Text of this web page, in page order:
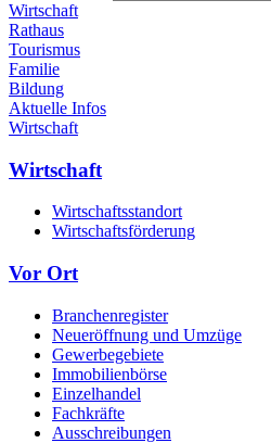
Wirtschaft
Rathaus
Tourismus
Familie
Bildung
Aktuelle Infos
Wirtschaft
Wirtschaft
Wirtschaftsstandort
Wirtschaftsförderung
Vor Ort
Branchenregister
Neueröffnung und Umzüge
Gewerbegebiete
Immobilienbörse
Einzelhandel
Fachkräfte
Ausschreibungen